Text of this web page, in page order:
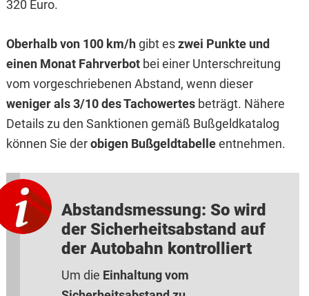
320 Euro.
Oberhalb von 100 km/hgibt eszwei Punkte und
einen Monat Fahrverbotbei einer Unterschreitung
vom vorgeschriebenen Abstand, wenn dieser
weniger als 3/10 des Tachowertesbeträgt. Nähere
Details zu den Sanktionen gemäß Bußgeldkatalog
können Sie derobigen Bußgeldtabelleentnehmen.
Abstandsmessung: So wird
der Sicherheitsabstand auf
der Autobahn kontrolliert
Um die Einhaltung vom